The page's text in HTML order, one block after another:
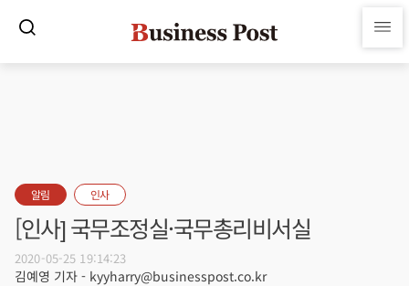
알림 인사
[인사] 국무조정실·국무총리비서실
2020-05-25 19:14:23
김예영 기자 - kyyharry@businesspost.co.kr